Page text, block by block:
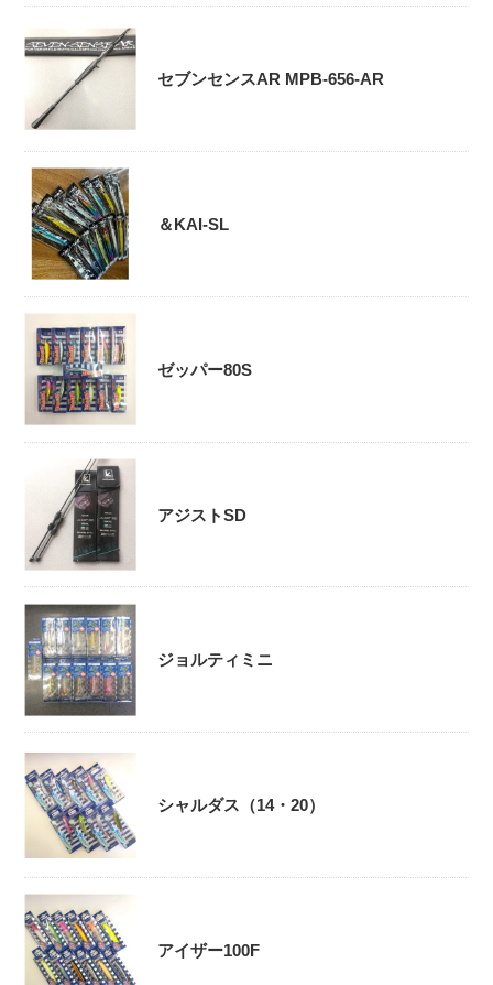
セブンセンスAR MPB-656-AR
＆KAI-SL
ゼッパー80S
アジストSD
ジョルティミニ
シャルダス（14・20）
アイザー100F